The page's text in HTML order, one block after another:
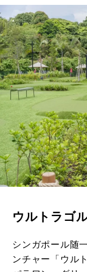
ウルトラゴ
シンガポール随
ンチャー「ウル